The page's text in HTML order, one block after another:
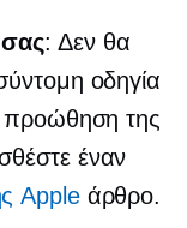
: Δεν θα
οδηγία
προώθηση της
έναν
Appleάρθρο.